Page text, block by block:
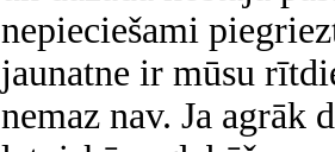
nepieciešami
jaunatne ir mūsu
nemaz nav. Ja agrāk